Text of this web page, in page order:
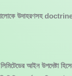
আলোকে উদাহরণসহ
আইন উপদেষ্টা